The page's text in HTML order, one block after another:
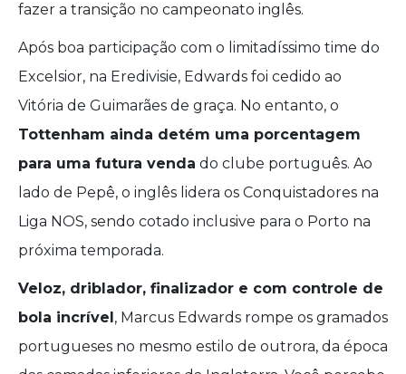
fazer a transição no campeonato inglês.
Após boa participação com o limitadíssimo time do
Excelsior, na Eredivisie, Edwards foi cedido ao
Vitória de Guimarães de graça. No entanto, o
Tottenham ainda detém uma porcentagem
para uma futura venda do clube português. Ao
lado de Pepê, o inglês lidera os Conquistadores na
Liga NOS, sendo cotado inclusive para o Porto na
próxima temporada.
Veloz, driblador, finalizador e com controle de
bola incrível , Marcus Edwards rompe os gramados
portugueses no mesmo estilo de outrora, da época